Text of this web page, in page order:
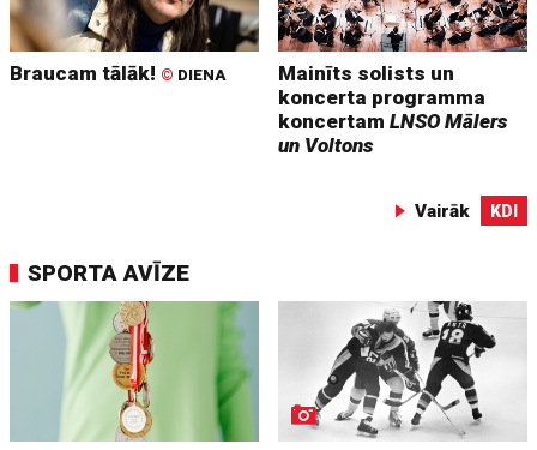
Braucam tālāk! © DIENA
Mainīts solists un
koncerta programma
koncertamLNSO Mālers
un Voltons
Vairāk KDI
SPORTA AVĪZE